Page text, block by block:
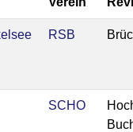
RSB
SCHO